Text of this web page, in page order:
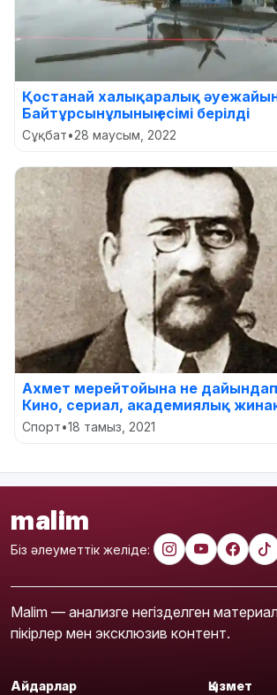
Қостанай халықаралық
Байтұрсынұлының есімі берілді
Сұқбат•28 маусым, 2022
Ахмет мерейтойына не
Кино, сериал, академиялық
Спорт•18 тамыз, 2021
malim
Біз әлеуметтік желіде:
Malim — анализге негізделген
пікірлер мен эксклюзив контент.
Айдарлар Қызмет